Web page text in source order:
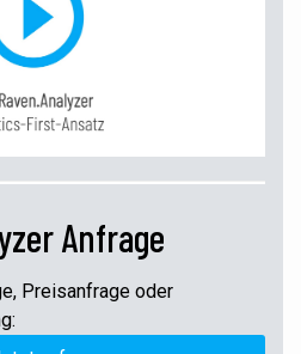
Anfrage
Preisanfrage oder